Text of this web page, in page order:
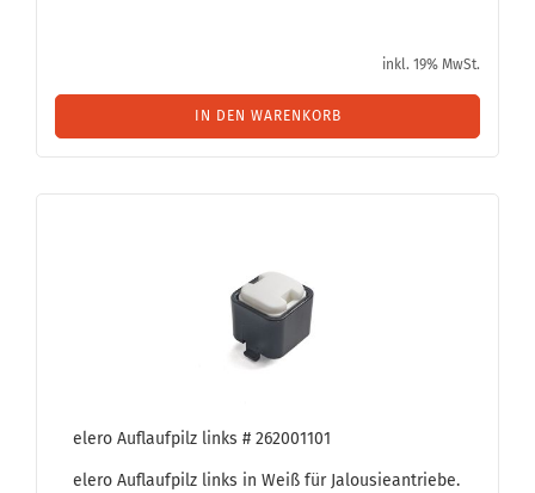
inkl. 19% MwSt.
IN DEN WARENKORB
elero Auf­lauf­pilz links # 262001101
elero Auf­lauf­pilz links in Weiß für Ja­lou­sie­an­trie­be.